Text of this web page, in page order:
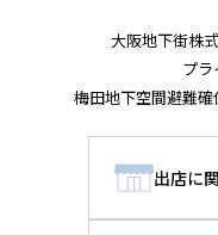
大阪地下街株
プ
梅田地下空間避難
出店に